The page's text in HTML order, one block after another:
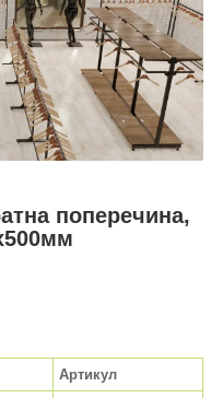
поперечина,
Артикул